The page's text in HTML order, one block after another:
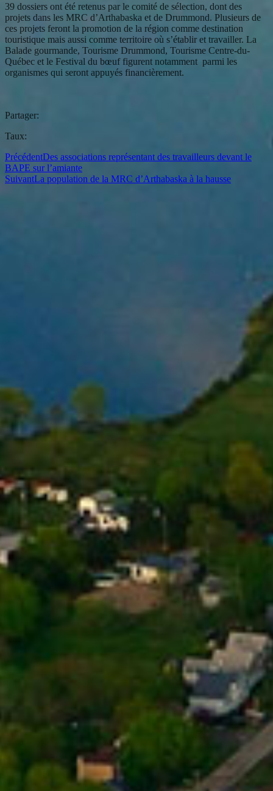
39 dossiers ont été retenus par le comité de sélection, dont des
projets dans les MRC d’Arthabaska et de Drummond. Plusieurs de
ces projets feront la promotion de la région comme destination
touristique mais aussi comme territoire où s’établir et travailler. La
Balade gourmande, Tourisme Drummond, Tourisme Centre-du-
Québec et le Festival du bœuf figurent notamment parmi les
organismes qui seront appuyés financièrement.
Partager:
Taux:
PrécédentDes associations représentant des travailleurs devant le
BAPE sur l’amiante
SuivantLa population de la MRC d’Arthabaska à la hausse